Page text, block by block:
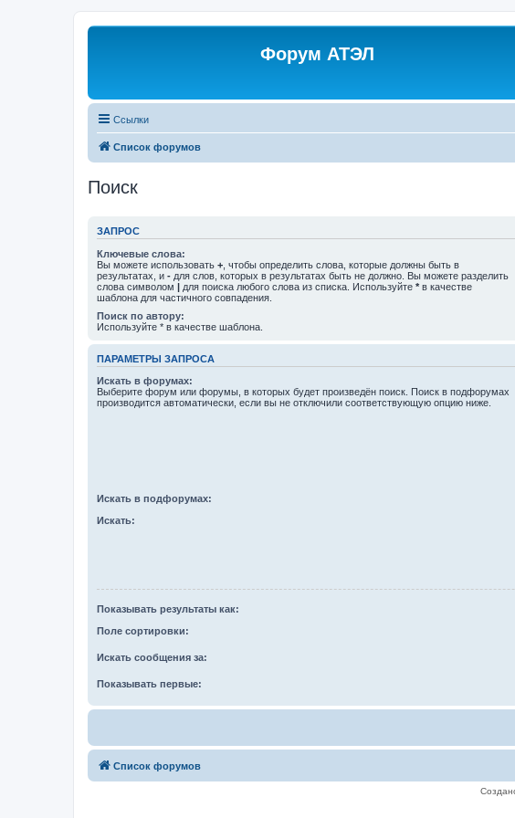
Форум АТЭЛ
Ссылки
Список форумов
Поиск
ЗАПРОС
Ключевые слова:
Вы можете использовать + , чтобы определить слова, которые должны быть в
результатах, и - для слов, которых в результатах быть не должно. Вы можете разделить
слова символом | для поиска любого слова из списка. Используйте * в качестве
шаблона для частичного совпадения.
Поиск по автору:
Используйте * в качестве шаблона.
ПАРАМЕТРЫ ЗАПРОСА
Искать в форумах:
Выберите форум или форумы, в которых будет произведён поиск. Поиск в подфорумах
производится автоматически, если вы не отключили соответствующую опцию ниже.
Искать в подфорумах:
Искать:
Показывать результаты как:
Поле сортировки:
Искать сообщения за:
Показывать первые:
Список форумов